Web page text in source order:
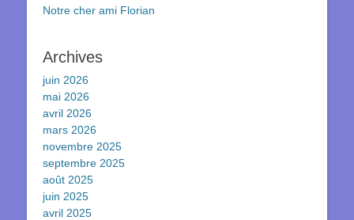
Notre cher ami Florian
Archives
juin 2026
mai 2026
avril 2026
mars 2026
novembre 2025
septembre 2025
août 2025
juin 2025
avril 2025